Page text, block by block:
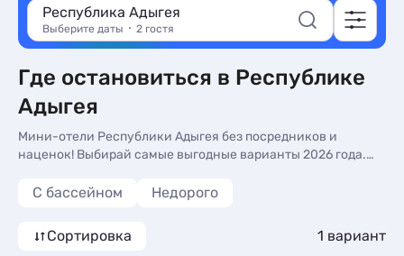
Республика Адыгея
Выберите даты 2 гостя
Где остановиться в Республике
Адыгея
Мини-отели Республики Адыгея без посредников и
наценок! Выбирай самые выгодные варианты 2026 года.
владельцев, отзывы.
С бассейном Недорого
Сортировка 1 вариант